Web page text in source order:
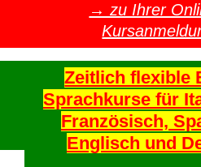
→ zu Ihrer
Zeitlich flexible
Sprachkurse für
Französisch,
Englisch und